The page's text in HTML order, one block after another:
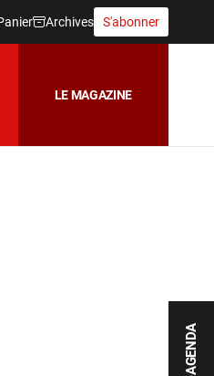
AGENDA
Archives S'abonner
LE MAGAZINE